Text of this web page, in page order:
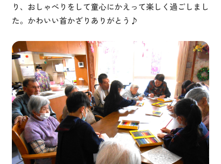
り、おしゃべりをして童心にかえって楽しく過ごしまし
た。かわいい首かざりありがとう♪